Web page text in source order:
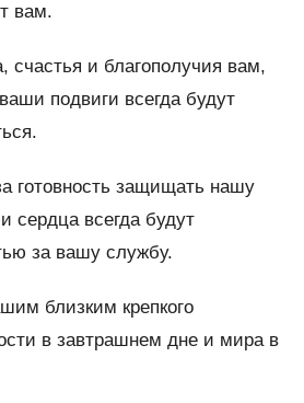
вам.
счастья и благополучия вам,
подвиги всегда будут
готовность защищать нашу
сердца всегда будут
за вашу службу.
близким крепкого
в завтрашнем дне и мира в